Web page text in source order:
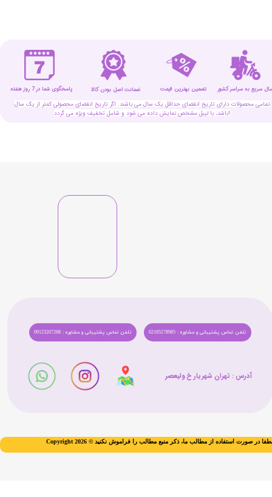
تمامی محصولات دارای تاریخ انقضای حداقل یک سال می باشند. اگر تاریخ انقضای محصولی کمتر از یک سال
باشد، با لیبل مشخص نمایش داده می شود و شامل تخفیف ویژه می گردد!
ضمانت اصل بودن کالا تضمین بهترین قیمت پاسخگوی شما در 7 روز هفته سریع به سراسر کشور
تلفن تماس پشتیبانی و مشاوره : 09123207268 تلفن تماس پشتیبانی و مشاوره : 02165278985
آدرس : تهران شهریار خ ولیعصر​​​​​​​